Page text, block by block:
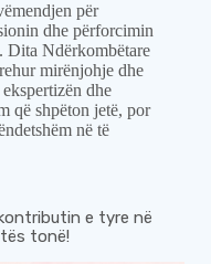
për
dhe përforcimin
Dita Ndërkombëtare
mirënjohje dhe
dhe
që shpëton jetë, por
në të
e tyre në
tonë!